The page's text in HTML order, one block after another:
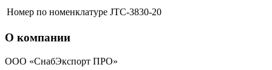
Номер по номенклатуре JTC-3830-20
О компании
ООО «СнабЭкспорт ПРО»